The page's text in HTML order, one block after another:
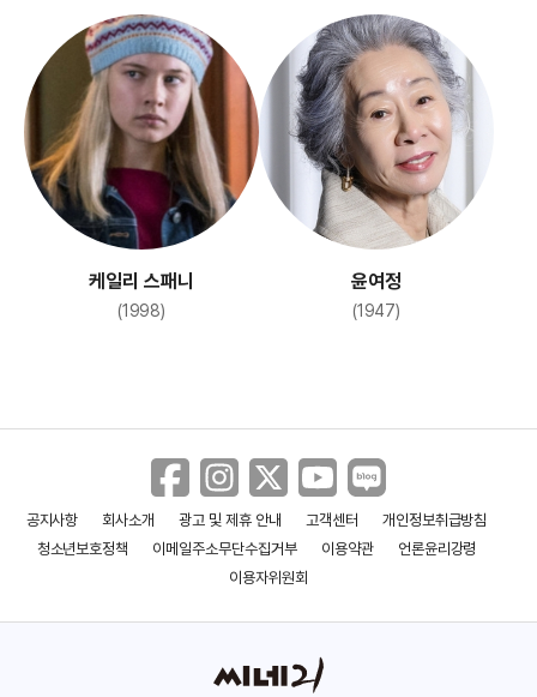
케일리 스패니
(1998)
윤여정
(1947)
공지사항 회사소개 광고 및 제휴 안내 고객센터
개인정보취급방침
청소년보호정책
이메일주소무단수집거부 이용약관
언론윤리강령
이용자위원회